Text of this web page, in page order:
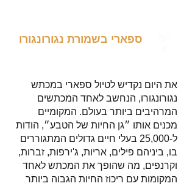
ספארי בשמורת נגורונגורו
את היום נקדיש לטיול ספארי במכתש
נגורונגורו, הנחשב לאחד המכתשים
המרהיבים ביותר בעולם. המקומיים
מכנים אותו ״גן החיות של הטבע״, הודות
ל-25,000 בעלי חיים גדולים המתגוררים
בו, ביניהם פילים, אריות, ג'ירפות, זברות,
וקרנפים, מה שהופך את המכתש לאחד
המקומות עם ריכוז החיות הגבוה ביותר